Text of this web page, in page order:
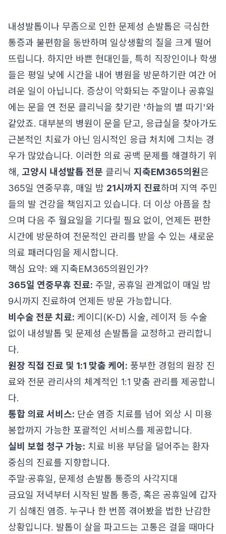
내성발톱이나 무좀으로 인한 문제성 손발톱은 극심한
통증과 불편함을 동반하며 일상생활의 질을 크게 떨어
뜨립니다. 하지만 바쁜 현대인들, 특히 직장인이나 학생
들은 평일 낮에 시간을 내어 병원을 방문하기란 여간 어
려운 일이 아닙니다. 증상이 악화되는 주말이나 공휴일
에는 문을 연 전문 클리닉을 찾기란 '하늘의 별 따기'와
같았죠. 대부분의 병원이 문을 닫고, 응급실을 찾아가도
근본적인 치료가 아닌 임시적인 응급 처치에 그치는 경
우가 많았습니다. 이러한 의료 공백 문제를 해결하기 위
해, 고양시 내성발톱 전문 클리닉 지축EM365의원은
365일 연중무휴, 매일 밤 21시까지 진료하며 지역 주민
들의 발 건강을 책임지고 있습니다. 더 이상 아픔을 참
으며 다음 주 월요일을 기다릴 필요 없이, 언제든 편한
시간에 방문하여 전문적인 관리를 받을 수 있는 새로운
의료 패러다임을 제시합니다.
핵심 요약: 왜 지축EM365의원인가?
365일 연중무휴 진료: 주말, 공휴일 관계없이 매일 밤
9시까지 진료하여 언제든 방문 가능합니다.
비수술 전문 치료: 케이디(K-D) 시술, 레이저 등 수술
없이 내성발톱 및 문제성 손발톱을 교정하고 관리합니
다.
원장 직접 진료 및 1:1 맞춤 케어: 풍부한 경험의 원장 진
료와 전문 관리사의 체계적인 1:1 맞춤 관리를 제공합니
다.
통합 의료 서비스: 단순 염증 치료를 넘어 외상 시 미용
봉합까지 가능한 포괄적인 서비스를 제공합니다.
실비 보험 청구 가능: 치료 비용 부담을 덜어주는 환자
중심의 진료를 지향합니다.
주말·공휴일, 문제성 손발톱 통증의 사각지대
금요일 저녁부터 시작된 발톱 통증, 혹은 공휴일에 갑자
기 심해진 염증. 누구나 한 번쯤 겪어봤을 법한 난감한
상황입니다. 발톱이 살을 파고드는 고통은 걸을 때마다